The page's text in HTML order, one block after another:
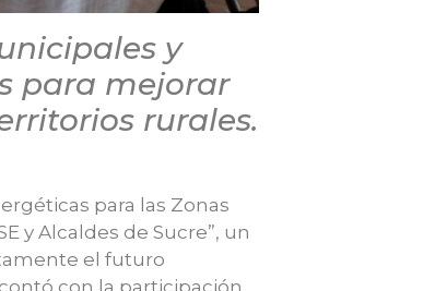
y
para mejorar
rurales.
para las Zonas
y Alcaldes de Sucre”, un
el futuro
con la participación